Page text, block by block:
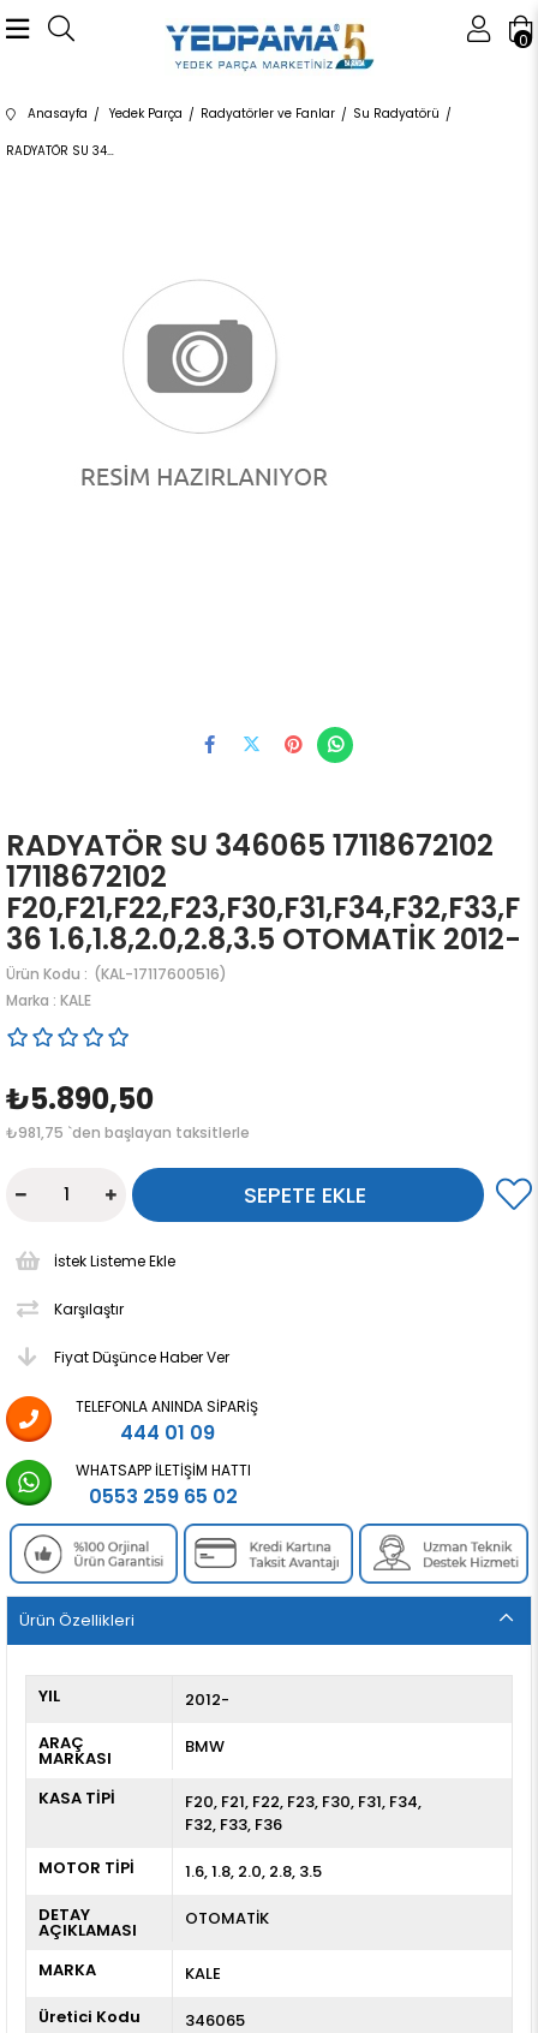
0
Anasayfa Yedek Parça Radyatörler ve Fanlar Su Radyatörü
RADYATÖR SU 346065 17118672102 17118672102 F20,F21,F22,F23,F30,F31,F34,F32,F33,F36 1.6,1.8,2.0,2.8,3.5 OTOMATİK 2012-
RADYATÖR SU 346065 17118672102
17118672102
F20,F21,F22,F23,F30,F31,F34,F32,F33,F
36 1.6,1.8,2.0,2.8,3.5 OTOMATİK 2012-
(KAL-17117600516)
Marka : KALE
₺5.890,50
₺981,75 `den başlayan taksitlerle
İstek Listeme Ekle
Karşılaştır
Fiyat Düşünce Haber Ver
TELEFONLA ANINDA SIPARIŞ
444 01 09
WHATSAPP İLETIŞIM HATTI
0553 259 65 02
Ürün Özellikleri
YIL
2012-
ARAÇ
MARKASI
BMW
KASA TİPİ F20 F21 F22 F23 F30 F31 F34
F32 F33 F36
MOTOR TİPİ
1.6, 1.8, 2.0, 2.8, 3.5
DETAY
AÇIKLAMASI
OTOMATİK
MARKA
KALE
Üretici Kodu
346065